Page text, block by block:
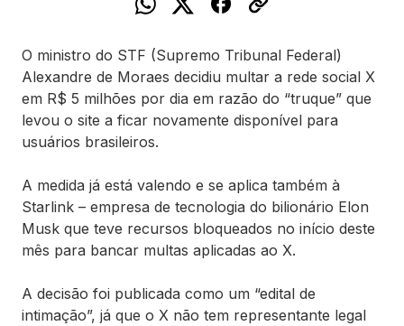
O ministro do STF (Supremo Tribunal Federal)
Alexandre de Moraes decidiu multar a rede social X
em R$ 5 milhões por dia em razão do “truque” que
levou o site a ficar novamente disponível para
usuários brasileiros.
A medida já está valendo e se aplica também à
Starlink – empresa de tecnologia do bilionário Elon
Musk que teve recursos bloqueados no início deste
mês para bancar multas aplicadas ao X.
A decisão foi publicada como um “edital de
intimação”, já que o X não tem representante legal